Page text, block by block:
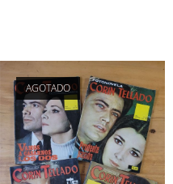
AGOTADO